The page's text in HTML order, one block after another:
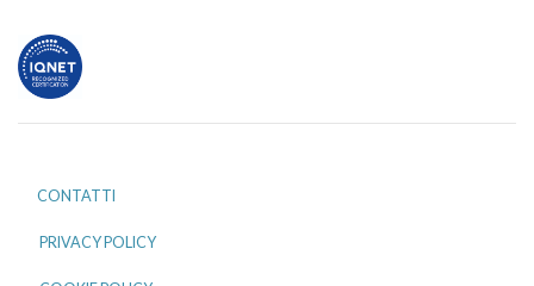
CONTATTI
PRIVACY POLICY